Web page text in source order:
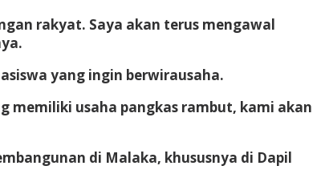
rakyat. Saya akan terus mengawal
yang ingin berwirausaha.
memiliki usaha pangkas rambut, kami akan
di Malaka, khususnya di Dapil